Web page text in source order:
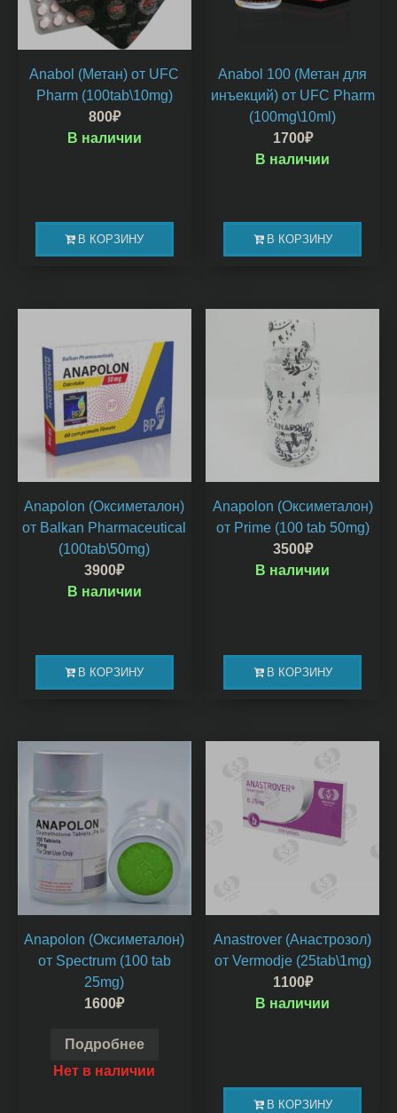
Anabol (Метан) от UFC
Pharm (100tab\10mg)
800₽
В КОРЗИНУ
В наличии
Anabol 100 (Метан для
инъекций) от UFC Pharm
(100mg\10ml)
1700₽
В КОРЗИНУ
В наличии
Anapolon (Оксиметалон)
от Balkan Pharmaceutical
(100tab\50mg)
3900₽
В КОРЗИНУ
В наличии
Anapolon (Оксиметалон)
от Prime (100 tab 50mg)
3500₽
В КОРЗИНУ
В наличии
Anapolon (Оксиметалон)
от Spectrum (100 tab
25mg)
1600₽
Подробнее
Нет в наличии
Anastrover (Анастрозол)
от Vermodje (25tab\1mg)
1100₽
В КОРЗИНУ
В наличии